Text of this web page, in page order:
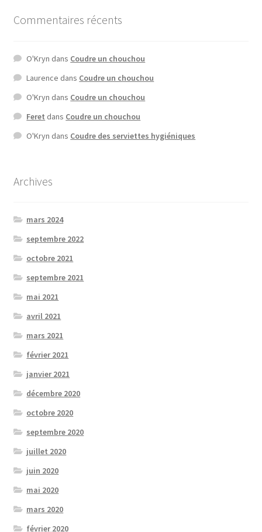
Commentaires récents
O'Kryn dans Coudre un chouchou
Laurence dans Coudre un chouchou
O'Kryn dans Coudre un chouchou
Feret dans Coudre un chouchou
O'Kryn dans Coudre des serviettes hygiéniques
Archives
mars 2024
septembre 2022
octobre 2021
septembre 2021
mai 2021
avril 2021
mars 2021
février 2021
janvier 2021
décembre 2020
octobre 2020
septembre 2020
juillet 2020
juin 2020
mai 2020
mars 2020
février 2020